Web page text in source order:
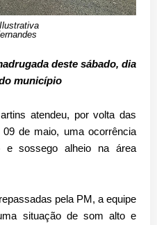
deste sábado, dia
município
atendeu, por volta das
de maio, uma ocorrência
e sossego alheio na área
pela PM, a equipe
situação de som alto e